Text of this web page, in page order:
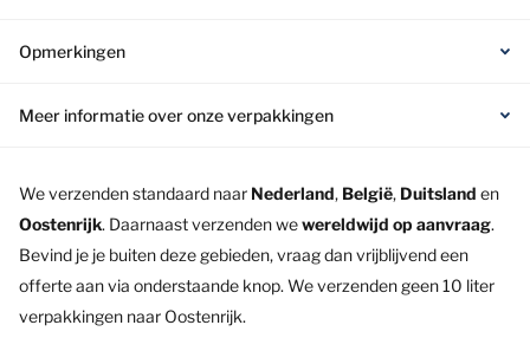
Opmerkingen
Meer informatie over onze verpakkingen
We verzenden standaard naar Nederland, België, Duitsland en
Oostenrijk. Daarnaast verzenden wewereldwijd op aanvraag.
Bevind je je buiten deze gebieden, vraag dan vrijblijvend een
offerte aan via onderstaande knop. We verzenden geen 10 liter
verpakkingen naar Oostenrijk.